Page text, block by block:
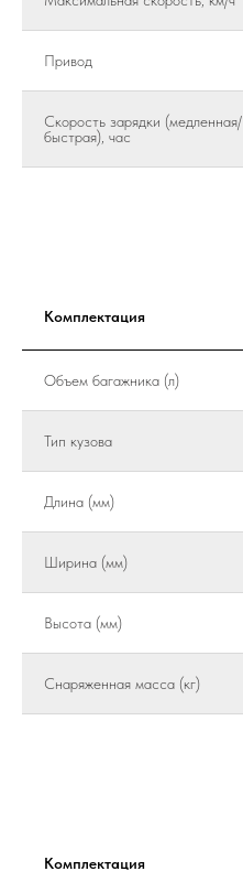
Привод
Скорость зарядки (медленная/
быстрая), час
Комплектация
Объем багажника (л)
Тип кузова
Длина (мм)
Ширина (мм)
Высота (мм)
Снаряженная масса (кг)
Комплектация